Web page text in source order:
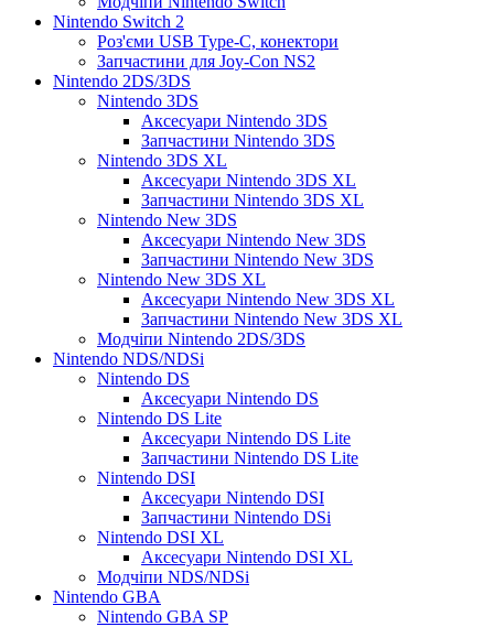
Nintendo Switch 2
Роз'єми USB Type-C, конектори
Запчастини для Joy-Con NS2
Nintendo 2DS/3DS
Nintendo 3DS
Аксесуари Nintendo 3DS
Запчастини Nintendo 3DS
Nintendo 3DS XL
Аксесуари Nintendo 3DS XL
Запчастини Nintendo 3DS XL
Nintendo New 3DS
Аксесуари Nintendo New 3DS
Запчастини Nintendo New 3DS
Nintendo New 3DS XL
Аксесуари Nintendo New 3DS XL
Запчастини Nintendo New 3DS XL
Модчіпи Nintendo 2DS/3DS
Nintendo NDS/NDSi
Nintendo DS
Аксесуари Nintendo DS
Nintendo DS Lite
Аксесуари Nintendo DS Lite
Запчастини Nintendo DS Lite
Nintendo DSI
Аксесуари Nintendo DSI
Запчастини Nintendo DSi
Nintendo DSI XL
Аксесуари Nintendo DSI XL
Модчіпи NDS/NDSi
Nintendo GBA
Nintendo GBA SP